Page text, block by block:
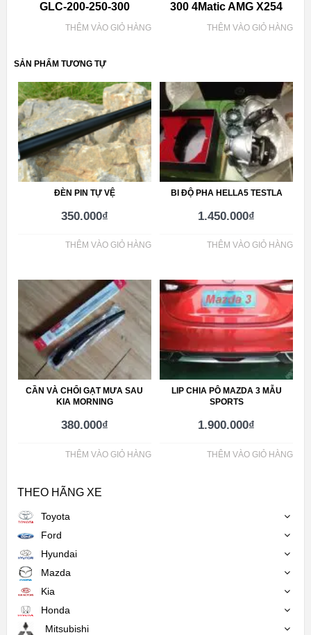
GLC-200-250-300
THÊM VÀO GIỎ HÀNG
300 4Matic AMG X254
THÊM VÀO GIỎ HÀNG
SẢN PHẨM TƯƠNG TỰ
ĐÈN PIN TỰ VỆ
350.000₫
THÊM VÀO GIỎ HÀNG
BI ĐỘ PHA HELLA5 TESTLA
1.450.000₫
THÊM VÀO GIỎ HÀNG
CẦN VÀ CHỔI GẠT MƯA SAU
KIA MORNING
380.000₫
THÊM VÀO GIỎ HÀNG
LIP CHIA PÔ MAZDA 3 MẪU
SPORTS
1.900.000₫
THÊM VÀO GIỎ HÀNG
THEO HÃNG XE
Toyota
Ford
Hyundai
Mazda
Kia
Honda
Mitsubishi